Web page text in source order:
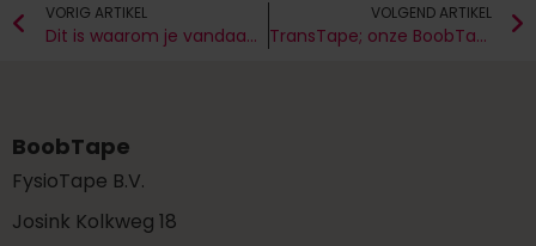
VORIG ARTIKEL
Dit is waarom je vandaag nog wil beginnen met cupping!
VOLGEND ARTIKEL
TransTape; onze BoobTape is ook comfortabel en veilig voor transgenders
BoobTape
FysioTape B.V.
Josink Kolkweg 18